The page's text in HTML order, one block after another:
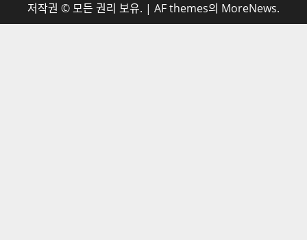
저작권 © 모든 권리 보유. | AF themes의 MoreNews.